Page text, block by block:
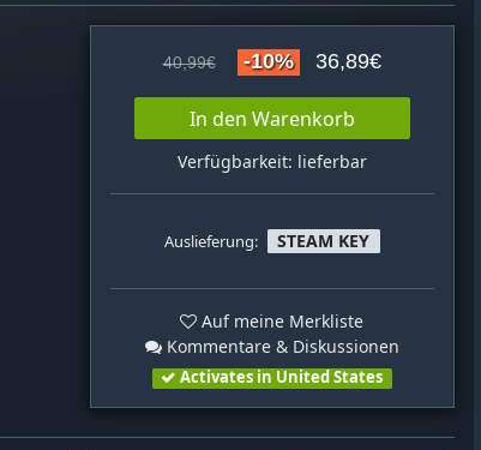
40,99€ -10% 36,89€
In den Warenkorb
Verfügbarkeit: lieferbar
Auslieferung: STEAM KEY
Auf meine Merkliste
Kommentare & Diskussionen
Activates in United States